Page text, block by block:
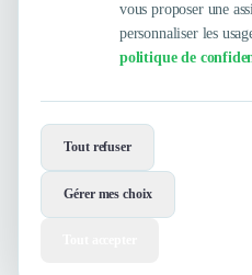
vous proposer une
personnaliser les
politique de
Tout refuser
Gérer mes choix
Contactez-